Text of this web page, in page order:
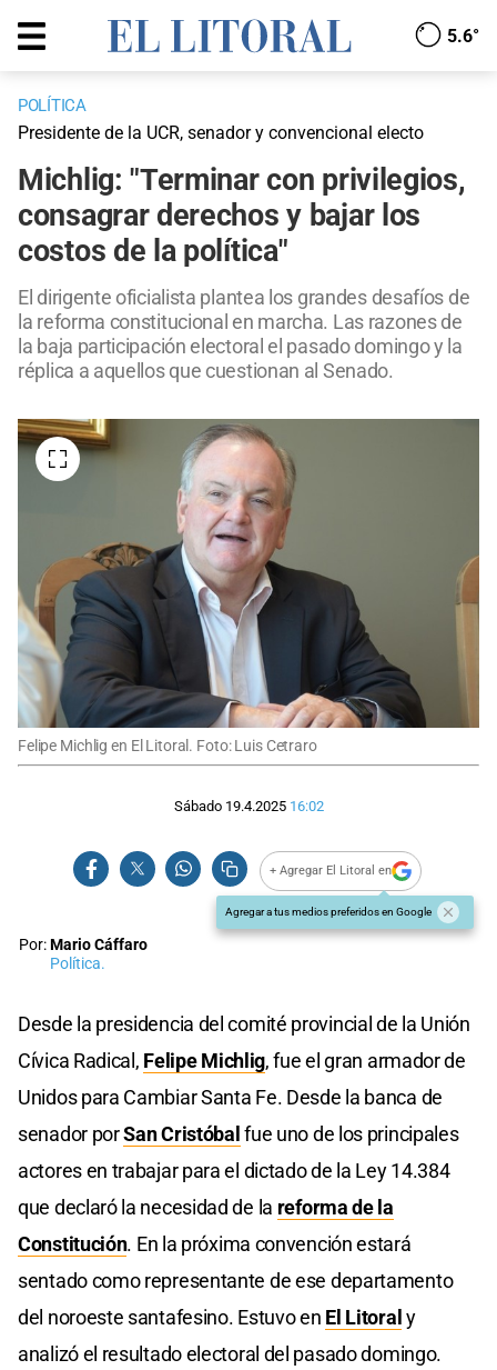
5.6°
POLÍTICA
Presidente de la UCR, senador y convencional electo
Michlig: "Terminar con privilegios,
consagrar derechos y bajar los
costos de la política"
El dirigente oficialista plantea los grandes desafíos de
la reforma constitucional en marcha. Las razones de
la baja participación electoral el pasado domingo y la
réplica a aquellos que cuestionan al Senado.
Felipe Michlig en El Litoral. Foto: Luis Cetraro
Sábado 19.4.2025 16:02
+ Agregar El Litoral en
Agregar a tus medios preferidos en Google
Por:Mario Cáffaro
Política.
Desde la presidencia del comité provincial de la Unión
Cívica Radical, Felipe Michlig, fue el gran armador de
Unidos para Cambiar Santa Fe. Desde la banca de
senador porSan Cristóbalfue uno de los principales
actores en trabajar para el dictado de la Ley 14.384
que declaró la necesidad de la reforma de la
Constitución. En la próxima convención estará
sentado como representante de ese departamento
del noroeste santafesino. Estuvo en El Litoraly
analizó el resultado electoral del pasado domingo.